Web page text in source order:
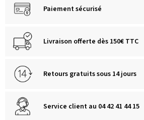
Paiement sécurisé
Livraison offerte dès 150€ TTC
Retours gratuits sous 14 jours
Service client au 04 42 41 44 15